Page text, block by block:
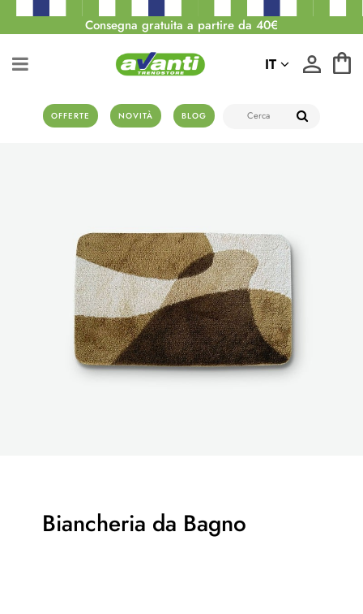
Consegna gratuita a partire da 40€
OFFERTE NOVITÀ BLOG
IT
Biancheria da Bagno